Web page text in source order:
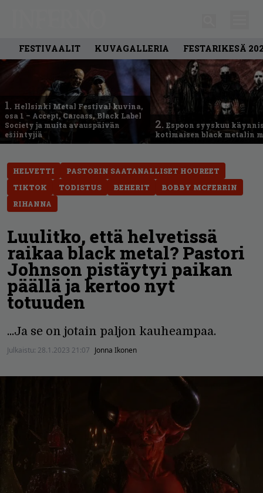
FESTIVAALIT KUVAGALLERIA FESTARIKESÄ
1. Hellsinki Metal Festival kuvina,
osa 1 – Accept, Carcass, Black Label
Society ja muita avauspäivän
esiintyjiä
2. Espoon syyskuu
kotimaisen black metalin
HELVETTI
PASTORIN SAATANALLISET HOUREET
TIKTOK
TODISTUS BEHERIT
BOBBY MCFERRIN
RIHANNA
Luulitko, että helvetissä
raikaa black metal? Pastori
Johnson pistäytyi paikan
päällä ja kertoo nyt
totuuden
...Ja se on jotain paljon kauheampaa.
Julkaistu: 28.1.2023 21:07 Jonna Ikonen